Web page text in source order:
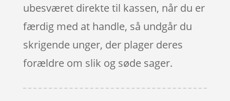
ubesværet direkte til kassen, når du er
færdig med at handle, så undgår du
skrigende unger, der plager deres
forældre om slik og søde sager.